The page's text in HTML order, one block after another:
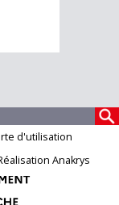
d'utilisation
Anakrys